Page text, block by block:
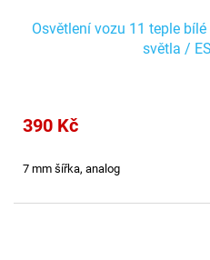
Osvětlení vozu 11 teple
světla /
390 Kč
7 mm šířka, analog